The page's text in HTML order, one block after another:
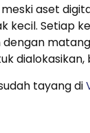
aset
kecil. Setiap
tayang di